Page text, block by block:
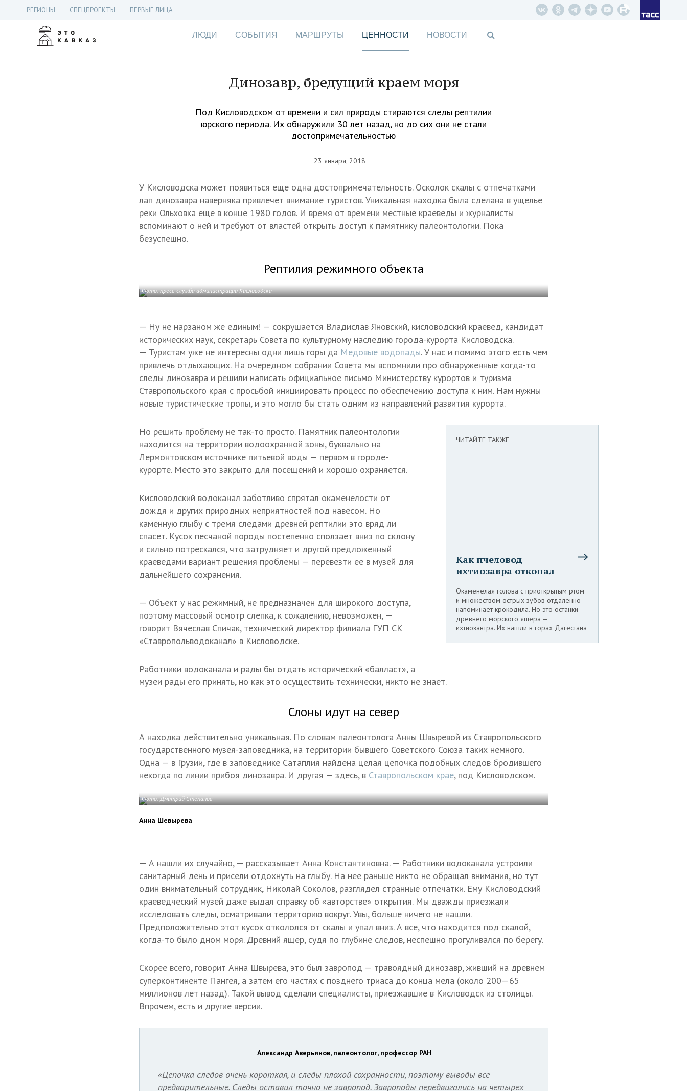
РЕГИОНЫ СПЕЦПРОЕКТЫ ПЕРВЫЕ ЛИЦА
ЛЮДИ СОБЫТИЯ МАРШРУТЫ ЦЕННОСТИ НОВОСТИ
Динозавр, бредущий краем моря
Под Кисловодском от времени и сил природы стираются следы рептилии
юрского периода. Их обнаружили 30 лет назад, но до сих они не стали
достопримечательностью
23 января, 2018
У Кисловодска может появиться еще одна достопримечательность. Осколок скалы с отпечатками
лап динозавра наверняка привлечет внимание туристов. Уникальная находка была сделана в ущелье
реки Ольховка еще в конце 1980 годов. И время от времени местные краеведы и журналисты
вспоминают о ней и требуют от властей открыть доступ к памятнику палеонтологии. Пока
безуспешно.
Рептилия режимного объекта
Фото: пресс-служба администрации Кисловодска
— Ну не нарзаном же единым! — сокрушается Владислав Яновский, кисловодский краевед, кандидат
исторических наук, секретарь Совета по культурному наследию города-курорта Кисловодска.
— Туристам уже не интересны одни лишь горы да Медовые водопады. У нас и помимо этого есть чем
привлечь отдыхающих. На очередном собрании Совета мы вспомнили про обнаруженные когда-то
следы динозавра и решили написать официальное письмо Министерству курортов и туризма
Ставропольского края с просьбой инициировать процесс по обеспечению доступа к ним. Нам нужны
новые туристические тропы, и это могло бы стать одним из направлений развития курорта.
ЧИТАЙТЕ ТАКЖЕ
Как пчеловод
ихтиозавра откопал
Окаменелая голова с приоткрытым ртом
и множеством острых зубов отдаленно
напоминает крокодила. Но это останки
древнего морского ящера —
ихтиозавтра. Их нашли в горах Дагестана
Но решить проблему не так-то просто. Памятник палеонтологии
находится на территории водоохранной зоны, буквально на
Лермонтовском источнике питьевой воды — первом в городе-
курорте. Место это закрыто для посещений и хорошо охраняется.
Кисловодский водоканал заботливо спрятал окаменелости от
дождя и других природных неприятностей под навесом. Но
каменную глыбу с тремя следами древней рептилии это вряд ли
спасет. Кусок песчаной породы постепенно сползает вниз по склону
и сильно потрескался, что затрудняет и другой предложенный
краеведами вариант решения проблемы — перевезти ее в музей для
дальнейшего сохранения.
— Объект у нас режимный, не предназначен для широкого доступа,
поэтому массовый осмотр слепка, к сожалению, невозможен, —
говорит Вячеслав Спичак, технический директор филиала ГУП СК
«Ставропольводоканал» в Кисловодске.
Работники водоканала и рады бы отдать исторический «балласт», а
музеи рады его принять, но как это осуществить технически, никто не знает.
Слоны идут на север
А находка действительно уникальная. По словам палеонтолога Анны Швыревой из Ставропольского
государственного музея-заповедника, на территории бывшего Советского Союза таких немного.
Одна — в Грузии, где в заповеднике Сатаплия найдена целая цепочка подобных следов бродившего
некогда по линии прибоя динозавра. И другая — здесь, в Ставропольском крае, под Кисловодском.
Фото: Дмитрий Степанов
Анна Шевырева
— А нашли их случайно, — рассказывает Анна Константиновна. — Работники водоканала устроили
санитарный день и присели отдохнуть на глыбу. На нее раньше никто не обращал внимания, но тут
один внимательный сотрудник, Николай Соколов, разглядел странные отпечатки. Ему Кисловодский
краеведческий музей даже выдал справку об «авторстве» открытия. Мы дважды приезжали
исследовать следы, осматривали территорию вокруг. Увы, больше ничего не нашли.
Предположительно этот кусок откололся от скалы и упал вниз. А все, что находится под скалой,
когда-то было дном моря. Древний ящер, судя по глубине следов, неспешно прогуливался по берегу.
Скорее всего, говорит Анна Швырева, это был завропод — травоядный динозавр, живший на древнем
суперконтиненте Пангея, а затем его частях с позднего триаса до конца мела (около 200—65
миллионов лет назад). Такой вывод сделали специалисты, приезжавшие в Кисловодск из столицы.
Впрочем, есть и другие версии.
Александр Аверьянов, палеонтолог, профессор РАН
«Цепочка следов очень короткая, и следы плохой сохранности, поэтому выводы все
предварительные. Следы оставил точно не завропод. Завроподы передвигались на четырех